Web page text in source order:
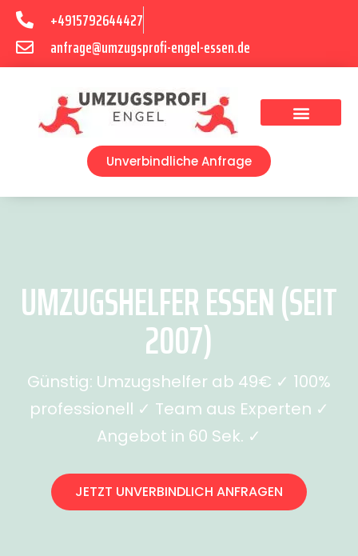
+4915792644427
anfrage@umzugsprofi-engel-essen.de
Unverbindliche Anfrage
UMZUGSHELFER ESSEN (SEIT
2007)
Günstig: Umzugshelfer ab 49€ ✓ 100%
professionell ✓ Team aus Experten ✓
Angebot in 60 Sek. ✓
JETZT UNVERBINDLICH ANFRAGEN